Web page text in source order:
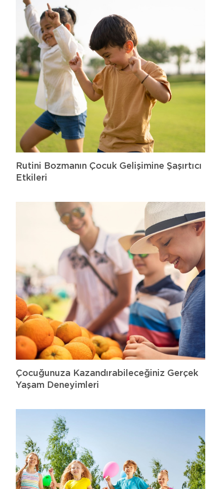
Rutini Bozmanın Çocuk Gelişimine Şaşırtıcı
Etkileri
Çocuğunuza Kazandırabileceğiniz Gerçek
Yaşam Deneyimleri